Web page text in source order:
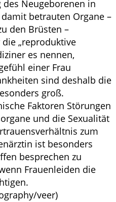
Neugeborenen in
betrauten Organe –
den Brüsten –
„reproduktive
es nennen,
einer Frau
sind deshalb die
groß.
Faktoren Störungen
und die Sexualität
zum
ist besonders
besprechen zu
Frauenleiden die
veer)